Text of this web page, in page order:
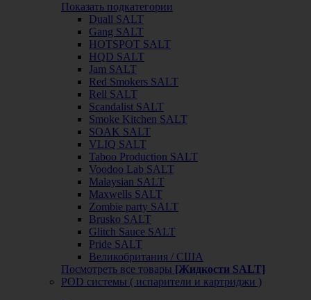
Показать подкатегории
Duall SALT
Gang SALT
HOTSPOT SALT
HQD SALT
Jam SALT
Red Smokers SALT
Rell SALT
Scandalist SALT
Smoke Kitchen SALT
SOAK SALT
VLIQ SALT
Taboo Production SALT
Voodoo Lab SALT
Malaysian SALT
Maxwells SALT
Zombie party SALT
Brusko SALT
Glitch Sauce SALT
Pride SALT
Великобритания / США
Посмотреть все товары [Жидкости SALT]
POD системы ( испарители и картриджи )